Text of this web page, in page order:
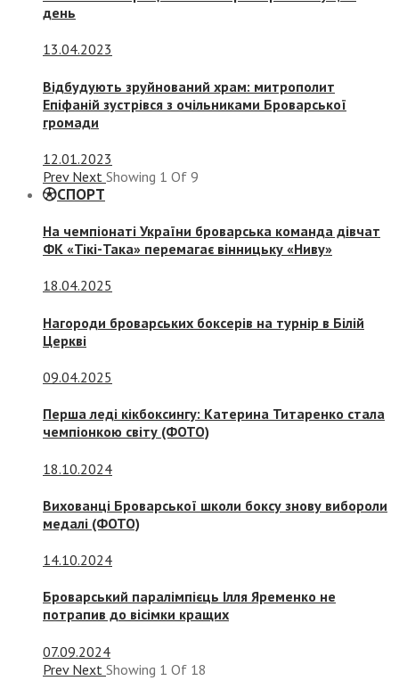
день
13.04.2023
Відбудують зруйнований храм: митрополит
Епіфаній зустрівся з очільниками Броварської
громади
12.01.2023
Prev Next Showing 1 Of 9
СПОРТ
На чемпіонаті України броварська команда дівчат
ФК «Тікі-Така» перемагає вінницьку «Ниву»
18.04.2025
Нагороди броварських боксерів на турнір в Білій
Церкві
09.04.2025
Перша леді кікбоксингу: Катерина Титаренко стала
чемпіонкою світу (ФОТО)
18.10.2024
Вихованці Броварської школи боксу знову вибороли
медалі (ФОТО)
14.10.2024
Броварський паралімпієць Ілля Яременко не
потрапив до вісімки кращих
07.09.2024
Prev Next Showing 1 Of 18